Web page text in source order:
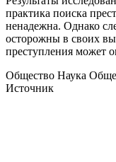
практика поиска
ненадежна. Однако
осторожны в своих
преступления может
Общество Наука
Источник